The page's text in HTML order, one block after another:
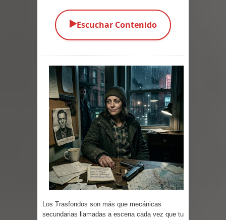
Parte 02: Los Muertos Gobiernan a
Parte 01: Escondido a Plena Luz
Parte 02: El Enemigo de mi Enemigo
Parte 06: Coletazos
Parte 05: Los Horrores del Infierno
Parte 04: Oídos Sordos
Parte 03: La Traición
Parte 02: Vuelve el Hijo Prodigo
▶️Escuchar Contenido
Los Trasfondos son más que mecánicas
secundarias llamadas a escena cada vez que tu